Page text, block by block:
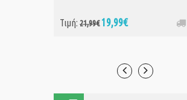
Τιμή: 21,99€ 19,99€